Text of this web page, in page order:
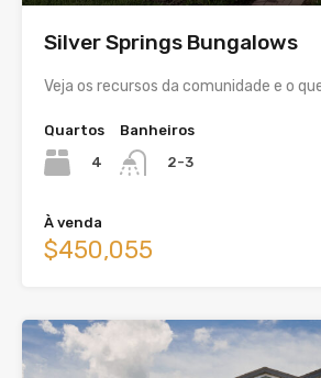
Silver Springs Bungalows
Veja os recursos da comunidade e o
Quartos
4
Banheiros
2-3
À venda
$450,055